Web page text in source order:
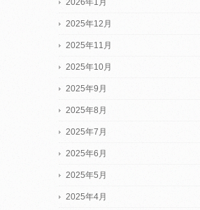
2026年1月
2025年12月
2025年11月
2025年10月
2025年9月
2025年8月
2025年7月
2025年6月
2025年5月
2025年4月